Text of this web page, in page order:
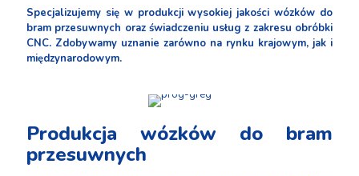
Specjalizujemy się w produkcji wysokiej jakości wózków do
bram przesuwnych oraz świadczeniu usług z zakresu obróbki
CNC. Zdobywamy uznanie zarówno na rynku krajowym, jak i
międzynarodowym.
Produkcja wózków do bram
przesuwnych